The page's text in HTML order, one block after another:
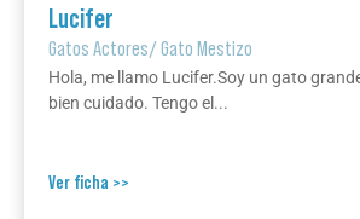
Lucifer
Gatos Actores/Gato Mestizo
Hola, me llamo Lucifer.Soy un gato
bien cuidado. Tengo el...
Ver ficha >>